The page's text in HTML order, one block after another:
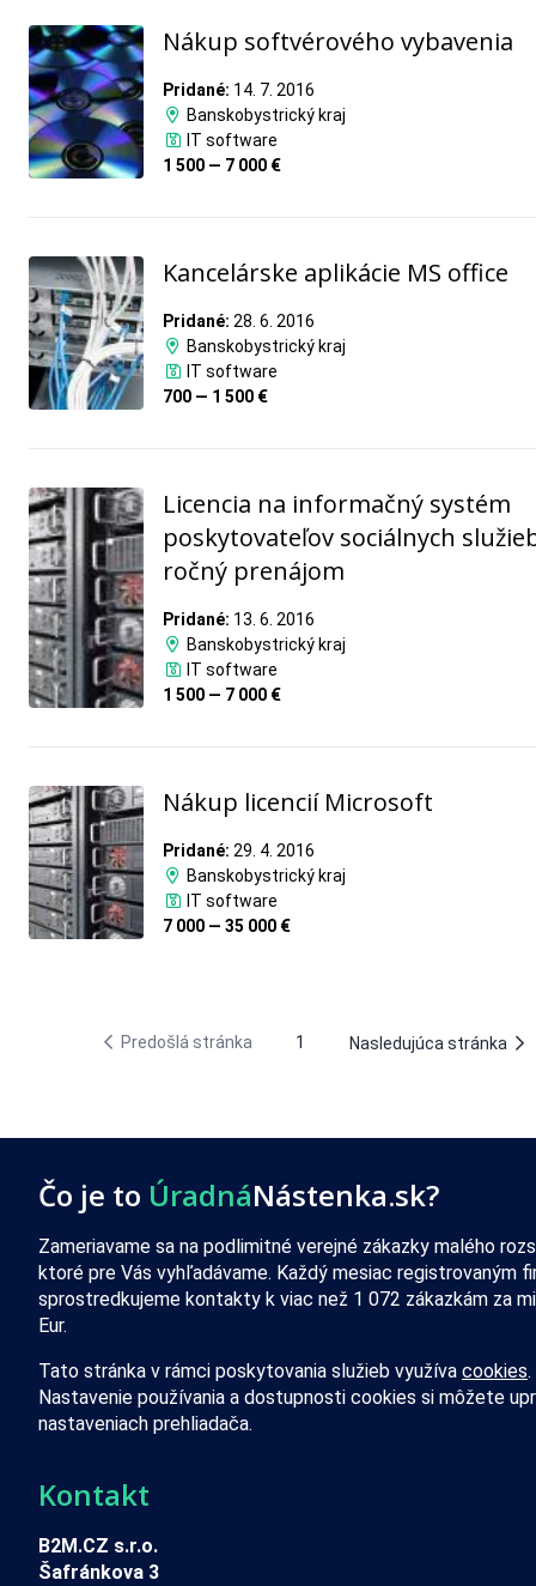
Nákup softvérového vybavenia
Pridané: 14. 7. 2016
Banskobystrický kraj
IT software
1 500 — 7 000 €
Kancelárske aplikácie MS office
Pridané: 28. 6. 2016
Banskobystrický kraj
IT software
700 — 1 500 €
Licencia na informačný systém
poskytovateľov sociálnych
ročný prenájom
Pridané: 13. 6. 2016
Banskobystrický kraj
IT software
1 500 — 7 000 €
Nákup licencií Microsoft
Pridané: 29. 4. 2016
Banskobystrický kraj
IT software
7 000 — 35 000 €
Predošlá stránka 1 Nasledujúca stránka
Čo je to ÚradnáNástenka.sk?
Zameriavame sa na podlimitné verejné zákazky malého
ktoré pre Vás vyhľadávame. Každý mesiac registrovaným
sprostredkujeme kontakty k viac než 1 072 zákazkám za
Eur.
Tato stránka v rámci poskytovania služieb využíva cookies.
Nastavenie používania a dostupnosti cookies si môžete
nastaveniach prehliadača.
Kontakt
B2M.CZ s.r.o.
Šafránkova 3